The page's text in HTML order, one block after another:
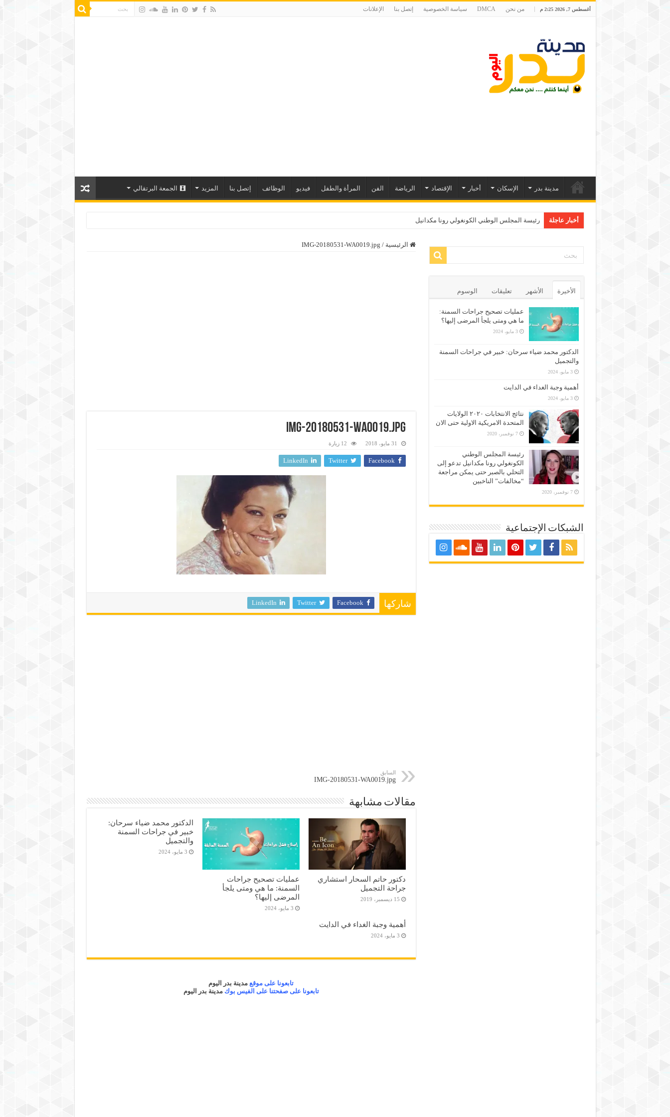
أغسطس 7, 2026 2:25 م من نحن DMCA سياسة الخصوصية إتصل بنا الإعلانات
مدينة بدر الإسكان أخبار الإقتصاد الرياضة الفن المرأة والطفل فيديو الوظائف إتصل بنا المزيد الجمعة البرتقالي
أخبار عاجلة رئيسة المجلس الوطني الكونغولي رونا مكدانيل تدعو إلى التحلي
الرئيسية /
IMG-20180531-WA0019.jpg
IMG-20180531-WA0019.jpg
31 مايو، 2018 12 زيارة
Facebook
Twitter
LinkedIn
شاركها Facebook
Twitter
LinkedIn
السابق
IMG-20180531-WA0019.jpg
مقالات مشابهة
دكتور حاتم السحار استشاري
جراحة التجميل
15 ديسمبر، 2019
عمليات تصحيح جراحات
السمنة: ما هي ومتى يلجأ
المرضى إليها؟
3 مايو، 2024
الدكتور محمد ضياء سرحان:
خبير في جراحات السمنة
والتجميل
3 مايو، 2024
أهمية وجبة الغداء في الدايت
3 مايو، 2024
تابعونا على موقع مدينة بدر اليوم
تابعونا على صفحتنا على الفيس بوكمدينة بدر اليوم
الأخيرة الأشهر تعليقات الوسوم
عمليات تصحيح جراحات السمنة:
ما هي ومتى يلجأ المرضى إليها؟
3 مايو، 2024
الدكتور محمد ضياء سرحان: خبير في جراحات السمنة
والتجميل
3 مايو، 2024
أهمية وجبة الغداء في الدايت
3 مايو، 2024
نتائج الانتخابات ٢٠٢٠ الولايات
المتحدة الامريكية الاولية حتى الان
7 نوفمبر، 2020
رئيسة المجلس الوطني
الكونغولي رونا مكدانيل تدعو إلى
التحلي بالصبر حتى يمكن مراجعة
“مخالفات” الناخبين
7 نوفمبر، 2020
الشبكات الإجتماعية